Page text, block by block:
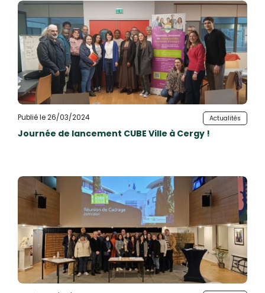
Publié le 26/03/2024 Actualités
Journée de lancement CUBE Ville à Cergy !